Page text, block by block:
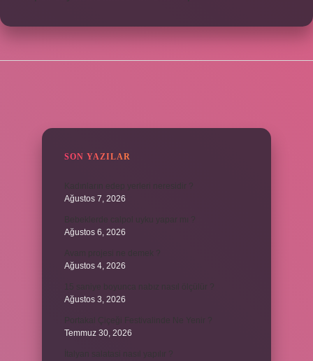
SON YAZILAR
Kadınların edep yerleri neresidir ?
Ağustos 7, 2026
Bebeklerde calpol uyku yapar mı ?
Ağustos 6, 2026
Ağustos 4, 2026
Ağustos 3, 2026
Temmuz 30, 2026